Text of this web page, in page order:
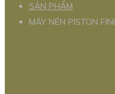
SẢN PHẨM
MÁY NÉN PISTON FINI